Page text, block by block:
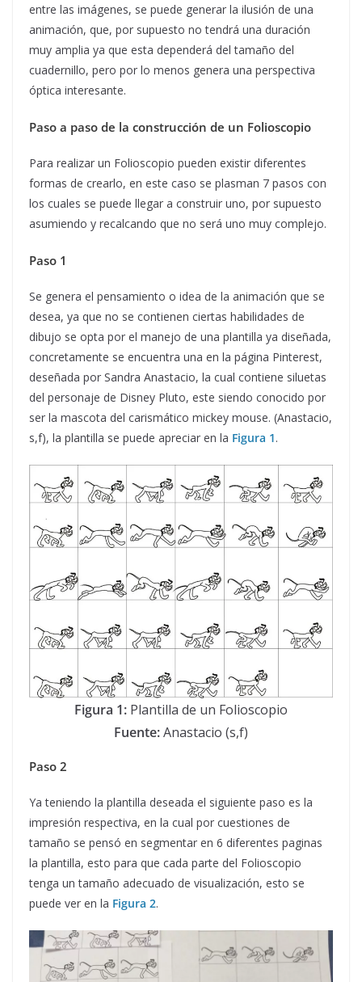
entre las imágenes, se puede generar la ilusión de una
animación, que, por supuesto no tendrá una duración
muy amplia ya que esta dependerá del tamaño del
cuadernillo, pero por lo menos genera una perspectiva
óptica interesante.
Paso a paso de la construcción de un Folioscopio
Para realizar un Folioscopio pueden existir diferentes
formas de crearlo, en este caso se plasman 7 pasos con
los cuales se puede llegar a construir uno, por supuesto
asumiendo y recalcando que no será uno muy complejo.
Paso 1
Se genera el pensamiento o idea de la animación que se
desea, ya que no se contienen ciertas habilidades de
dibujo se opta por el manejo de una plantilla ya diseñada,
concretamente se encuentra una en la página Pinterest,
deseñada por Sandra Anastacio, la cual contiene siluetas
del personaje de Disney Pluto, este siendo conocido por
ser la mascota del carismático mickey mouse. (Anastacio,
s,f), la plantilla se puede apreciar en la Figura 1.
Figura 1: Plantilla de un Folioscopio
Fuente:Anastacio (s,f)
Paso 2
Ya teniendo la plantilla deseada el siguiente paso es la
impresión respectiva, en la cual por cuestiones de
tamaño se pensó en segmentar en 6 diferentes paginas
la plantilla, esto para que cada parte del Folioscopio
tenga un tamaño adecuado de visualización, esto se
puede ver en la Figura 2.